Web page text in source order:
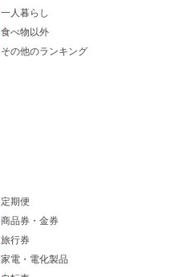
一人暮らし
食べ物以外
その他のランキング
定期便
商品券・金券
旅行券
家電・電化製品